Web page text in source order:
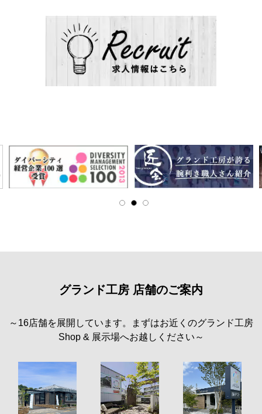
グランド工房 店舗のご案内
～16店舗を展開しています。まずはお近くのグランド工房
Shop & 展示場へお越しください～